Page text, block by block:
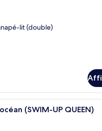
lit (double)
Une chambre
(SWIM-UP QUEEN)